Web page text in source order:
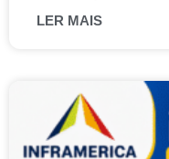
LER MAIS